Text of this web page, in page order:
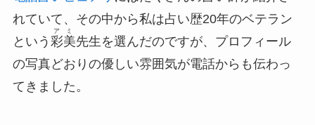
れていて、その中から私は占い歴20年のベテラン
という 彩美
アミ
先生を選んだのですが、プロフィール
の写真どおりの優しい雰囲気が電話からも伝わっ
てきました。